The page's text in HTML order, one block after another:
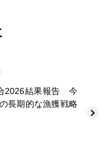
2026結果報告 今
長期的な漁獲戦略